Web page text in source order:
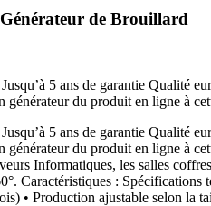
de Brouillard
5 ans de garantie Qualité
du produit en ligne à
5 ans de garantie Qualité
du produit en ligne à
Informatiques, les salles
Caractéristiques :
• Production ajustable selon la